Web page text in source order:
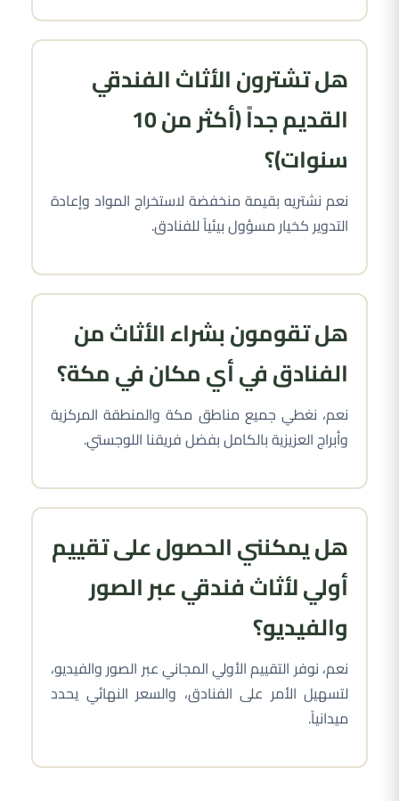
هل تشترون الأثاث الفندقي
القديم جداً (أكثر من 10
سنوات)؟
نعم نشتريه بقيمة منخفضة لاستخراج المواد وإعادة
التدوير كخيار مسؤول بيئياً للفنادق.
هل تقومون بشراء الأثاث من
الفنادق في أي مكان في مكة؟
نعم، نغطي جميع مناطق مكة والمنطقة المركزية
وأبراج العزيزية بالكامل بفضل فريقنا اللوجستي.
هل يمكنني الحصول على تقييم
أولي لأثاث فندقي عبر الصور
والفيديو؟
نعم، نوفر التقييم الأولي المجاني عبر الصور والفيديو،
لتسهيل الأمر على الفنادق، والسعر النهائي يحدد
ميدانياً.